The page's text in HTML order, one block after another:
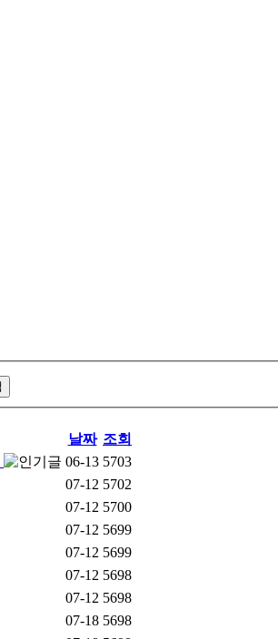
날짜 조회
06-13 5703
07-12 5702
07-12 5700
07-12 5699
07-12 5699
07-12 5698
07-12 5698
07-18 5698